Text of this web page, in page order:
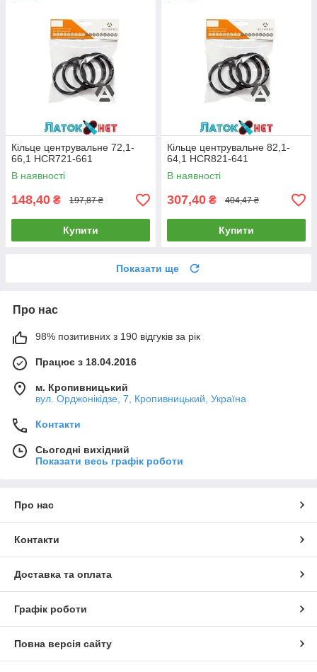
Кільце центрувальне 72,1-
66,1 HCR721-661
В наявності
148,40 ₴ 197,87 ₴
Купити
Кільце центрувальне 82,1-
64,1 HCR821-641
В наявності
307,40 ₴ 404,47 ₴
Купити
Показати ще
Про нас
98% позитивних з 190 відгуків за рік
Працює з 18.04.2016
м. Кропивницький
вул. Орджонікідзе, 7, Кропивницький, Україна
Контакти
Сьогодні вихідний
Показати весь графік роботи
Про нас
Контакти
Доставка та оплата
Графік роботи
Повна версія сайту